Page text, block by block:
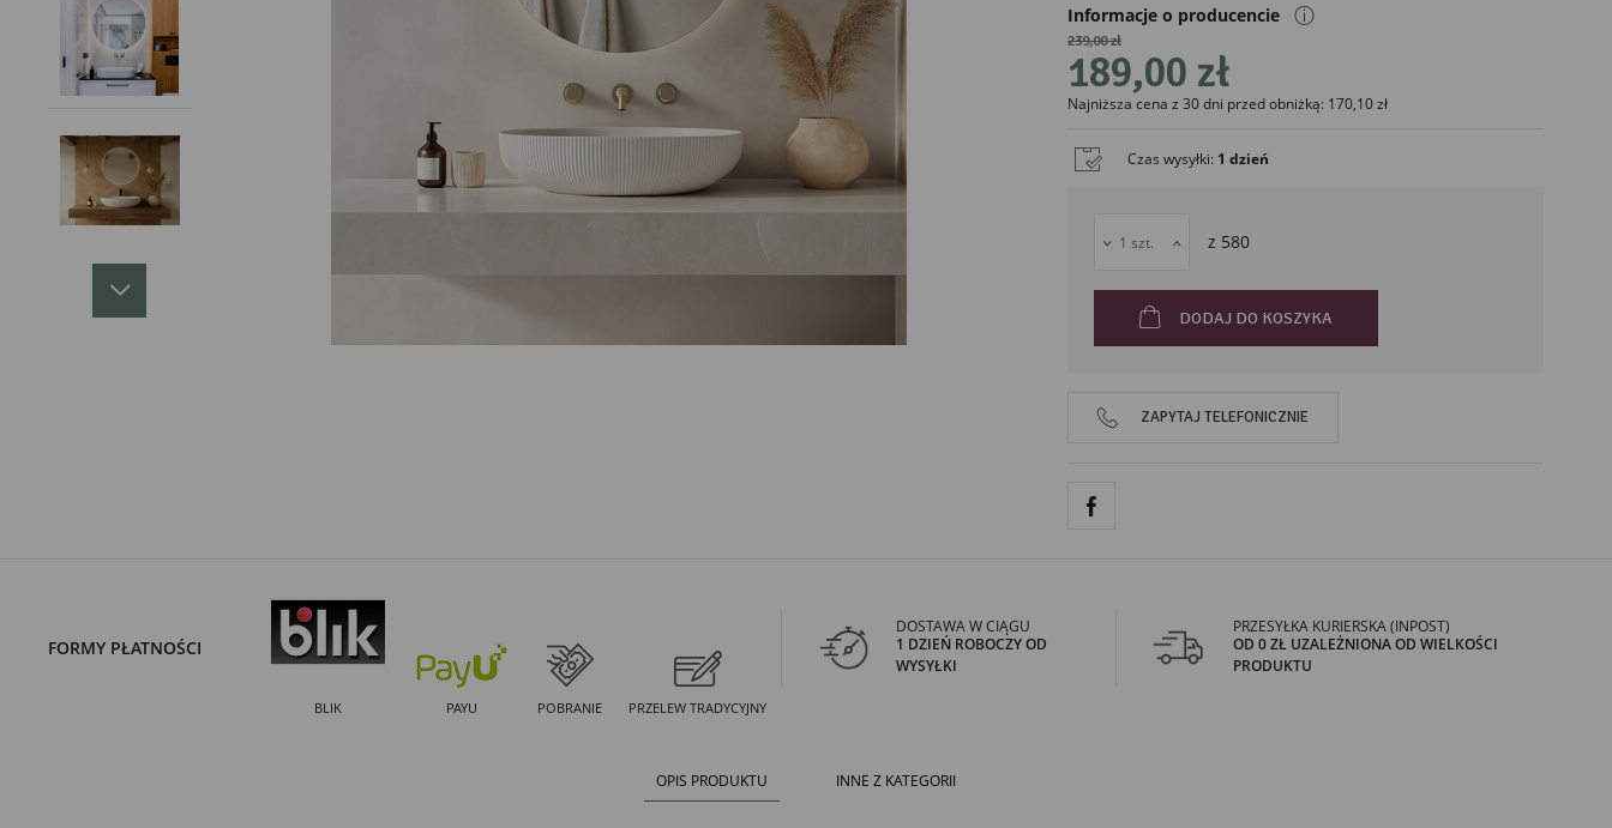
Informacje o producencie
PRODUCENT
DekoracjeIrys.pl Paweł Ćwikliński
726689468
biuro@dekoracjeirys.pl
Ul. Leśna 13
ⓘ
239,00 zł
189,00 zł
Najniższa cena z 30 dni przed obniżką: 170,10 zł
Czas wysyłki: 1 dzień
z 580
DODAJ DO KOSZYKA
ZAPYTAJ TELEFONICZNIE
FORMY PŁATNOŚCI
BLIK PAYU POBRANIE PRZELEW TRADYCYJNY
DOSTAWA W CIĄGU
1 DZIEŃ ROBOCZY OD
WYSYŁKI
PRZESYŁKA KURIERSKA (INPOST)
OD 0 ZŁ UZALEŻNIONA OD WIELKOŚCI
PRODUKTU
OPIS PRODUKTU INNE Z KATEGORII